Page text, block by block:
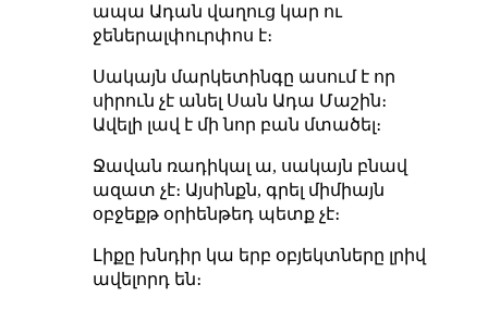
ապա Ադան վաղուց կար ու
ջեներալփուրփոս է։
Սակայն մարկետինգը ասում է որ
սիրուն չէ անել Սան Ադա Մաշին։
Ավելի լավ է մի նոր բան մտածել։
Ջավան ռադիկալ ա, սակայն բնավ
ազատ չէ։ Այսինքն, գրել միմիայն
օբջեքթ օրիենթեդ պետք չէ։
Լիքը խնդիր կա երբ օբյեկտները լրիվ
ավելորդ են։